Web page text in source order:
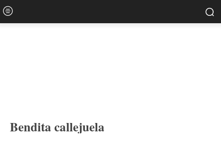
Bendita callejuela